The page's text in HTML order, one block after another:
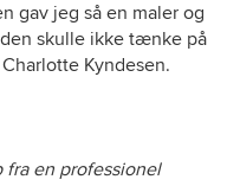
gav jeg så en maler og
skulle ikke tænke på
Kyndesen.
en professionel